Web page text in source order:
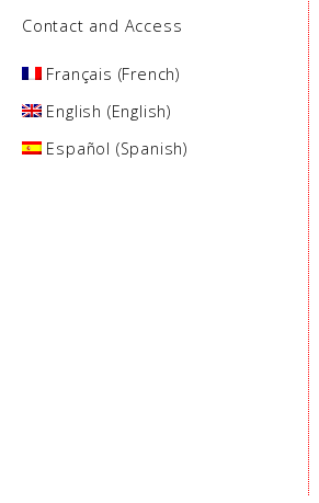
Contact and Access
Français (French)
English (English)
Español (Spanish)